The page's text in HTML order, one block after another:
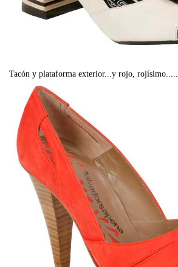
Tacón y plataforma exterior...y rojo, rojísimo.....